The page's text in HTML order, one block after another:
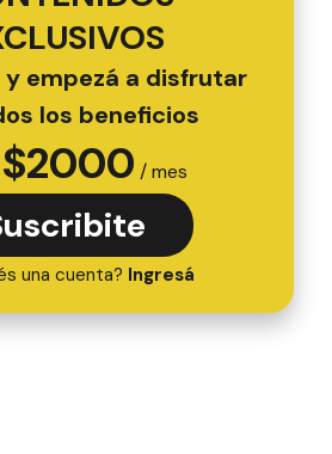
empezá a disfrutar
los beneficios
$2000 / mes
una cuenta? Ingresá